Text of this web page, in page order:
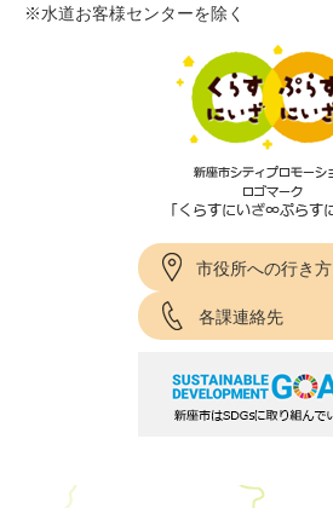
※水道お客様センターを除く
市役所への行き方
各課連絡先